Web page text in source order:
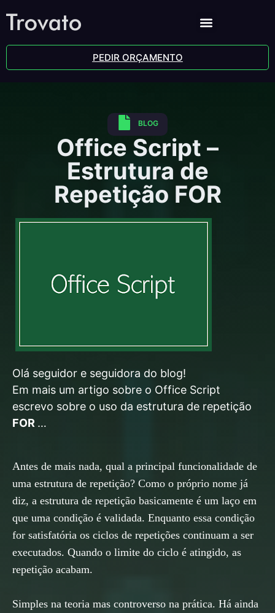
PEDIR ORÇAMENTO
BLOG
Office Script –
Estrutura de
Repetição FOR
Olá seguidor e seguidora do blog!
Em mais um artigo sobre o Office Script
escrevo sobre o uso da estrutura de repetição
FOR …
Antes de mais nada, qual a principal funcionalidade de
uma estrutura de repetição? Como o próprio nome já
diz, a estrutura de repetição basicamente é um laço em
que uma condição é validada. Enquanto essa condição
for satisfatória os ciclos de repetições continuam a ser
executados. Quando o limite do ciclo é atingido, as
repetição acabam.
Simples na teoria mas controverso na prática. Há ainda